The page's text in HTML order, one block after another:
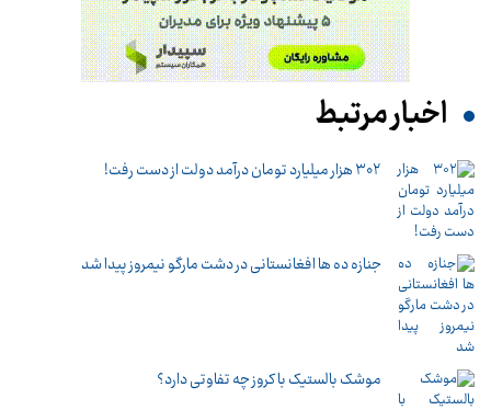
اخبار مرتبط
۳۰۲ هزار میلیارد تومان درآمد دولت از دست رفت!
جنازه ده ها افغانستانی در دشت مارگو نیمروز پیدا شد
موشک بالستیک با کروز چه تفاوتی دارد؟